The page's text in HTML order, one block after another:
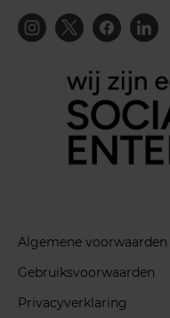
Algemene voorwaarden
Gebruiksvoorwaarden
Privacyverklaring